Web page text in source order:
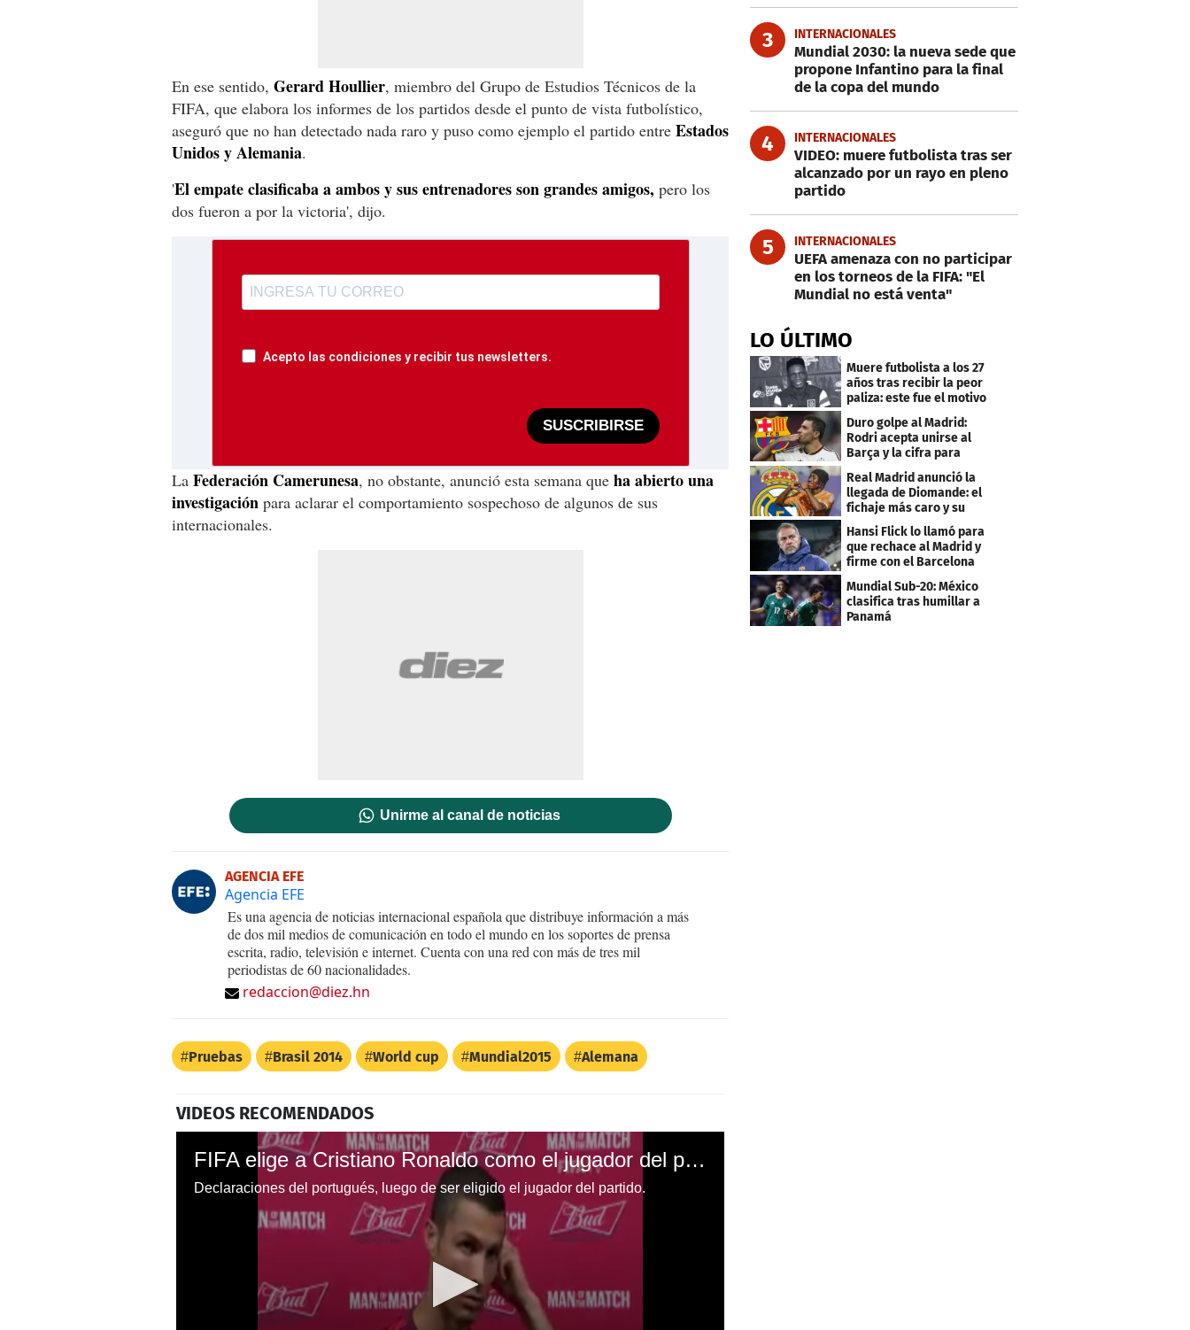
En ese sentido, Gerard Houllier, miembro del Grupo de Estudios Técnicos de la
FIFA, que elabora los informes de los partidos desde el punto de vista futbolístico,
aseguró que no han detectado nada raro y puso como ejemplo el partido entre Estados
Unidos y Alemania.
'El empate clasificaba a ambos y sus entrenadores son grandes amigos, pero los
dos fueron a por la victoria', dijo.
Acepto las condiciones y recibir tus newsletters.
SUSCRIBIRSE
La Federación Camerunesa, no obstante, anunció esta semana que ha abierto una
investigación para aclarar el comportamiento sospechoso de algunos de sus
internacionales.
Unirme al canal de noticias
AGENCIA EFE
Agencia EFE
Es una agencia de noticias internacional española que distribuye información a más
de dos mil medios de comunicación en todo el mundo en los soportes de prensa
escrita, radio, televisión e internet. Cuenta con una red con más de tres mil
periodistas de 60 nacionalidades.
redaccion@diez.hn
Pruebas Brasil 2014 World cup Mundial2015 Alemana
VIDEOS RECOMENDADOS
FIFA elige a Cristiano Ronaldo como el jugador del partido
Declaraciones del portugués, luego de ser eligido el jugador del partido.
3 INTERNACIONALES
Mundial 2030: la nueva sede que
propone Infantino para la final
de la copa del mundo
4 INTERNACIONALES
VIDEO: muere futbolista tras ser
alcanzado por un rayo en pleno
partido
5 INTERNACIONALES
UEFA amenaza con no participar
en los torneos de la FIFA: "El
Mundial no está venta"
LO ÚLTIMO
Muere futbolista a los 27
años tras recibir la peor
paliza: este fue el motivo
Duro golpe al Madrid:
Rodri acepta unirse al
Barça y la cifra para
cerrar su fichaje
Real Madrid anunció la
llegada de Diomande: el
fichaje más caro y su
contrato
Hansi Flick lo llamó para
que rechace al Madrid y
firme con el Barcelona
Mundial Sub-20: México
clasifica tras humillar a
Panamá